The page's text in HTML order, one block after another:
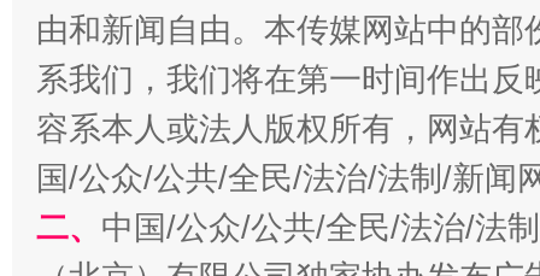
习近平的博鳌关键词
魏明亮
由和新闻自由。本传媒网站中的
系我们，我们将在第一时间作出
容系本人或法人版权所有，网站
国/公众/公共/全民/法治/法制/新闻
二、 中国/公众/公共/全民/法治/法